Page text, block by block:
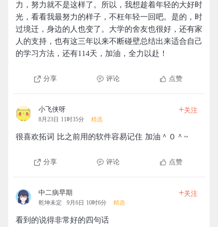
力，努力就不是这样了。所以，我想趁着年轻的大好时
光，看看我最努力的样子，不枉年轻一回吧。是的，时
过境迁，身边的人也变了。大学的舍友也很好，还有家
人的支持，也有这三年以来不断碰壁总结出来适合自己
的学习方法，还有114天，加油，全力以赴！
分享 评论 点赞
小飞侠呀
8月23日 11时35分 精选
+关注
很喜欢拓词 比之前用的软件容易记住 加油＾０＾~
分享 评论 点赞
中二病早期
乾坤未定 9月6日 10时6分 精选
+关注
看到的说得非常好的四句话